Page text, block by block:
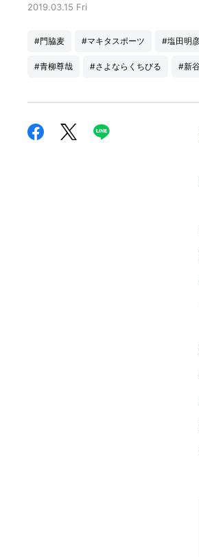
2019.03.15 Fri
#門脇麦 #マキタスポーツ #塩田明
#青柳尊哉 #さよならくちびる #新